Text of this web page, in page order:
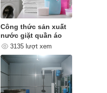
Công thức sản xuất
nước giặt quần áo
quan trọng như thế
3135 lượt xem